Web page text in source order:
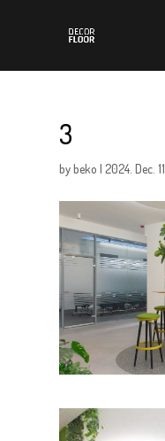
3
bybeko |2024. Dec. 11.